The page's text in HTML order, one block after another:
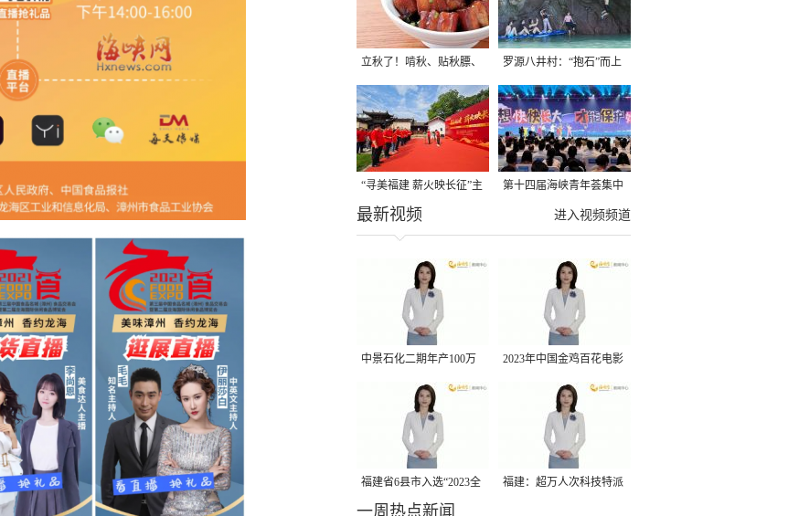
立秋了！啃秋、贴秋膘、
晒秋，福建人这样过才够
味→
罗源八井村：“抱石”而上
“寻美福建 薪火映长征”主
题活动在龙岩长汀启动
第十四届海峡青年荟集中
阶段活动在福州举行
进入视频频道
最新视频
中景石化二期年产100万
吨丙烷脱氢项目建成中交
2023年中国金鸡百花电影
节有福电影巡展31日启动
福建省6县市入选“2023全
国县域发展潜力百强县”
福建：超万人次科技特派
一周热点新闻